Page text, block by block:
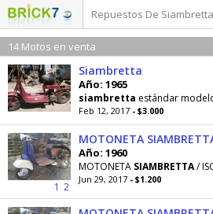
14 Motos en venta
Siambretta
Año: 1965
siambretta estándar
Feb 12, 2017 - $3.000
1 2
Año: 1960
MOTONETA SIAMBRETTA/
Jun 29, 2017 - $1.200